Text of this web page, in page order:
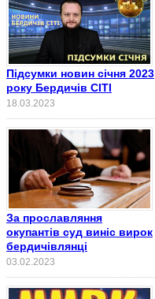
Підсумки новин січня 2023
року Бердичів СІТІ
18.03.2023
За прославляння
окупантів суд виніс вирок
бердичівлянці
03.02.2023